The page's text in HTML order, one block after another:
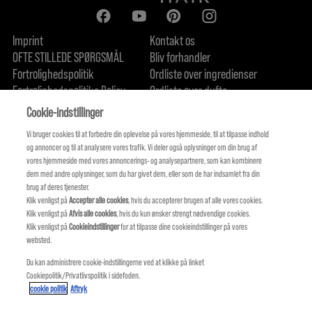
Imprint
OFTE STILLEDE SPØRGSMÅL
Fortrolighedspolitik
Fortrolighedspolitike Policy
Om os
Kontakt os
Bliv forhandler
Ordliste over ingredienser
Ordliste over dufte
Cookie-indstillinger
Vi bruger cookies til at forbedre din oplevelse på vores hjemmeside, til at tilpasse indhold
og annoncer og til at analysere vores trafik. Vi deler også oplysninger om din brug af
vores hjemmeside med vores annoncerings- og analysepartnere, som kan kombinere
dem med andre oplysninger, som du har givet dem, eller som de har indsamlet fra din
brug af deres tjenester.
Klik venligst påAccepter alle cookies, hvis du accepterer brugen af ​​alle vores cookies.
Klik venligst påAfvis alle cookies, hvis du kun ønsker strengt nødvendige cookies.
Klik venligst påCookieindstillingerfor at tilpasse dine cookieindstillinger på vores
websted.
Du kan administrere cookie-indstillingerne ved at klikke på linket
Cookiepolitik/Privatlivspolitik i sidefoden.
cookie politik Aftryk